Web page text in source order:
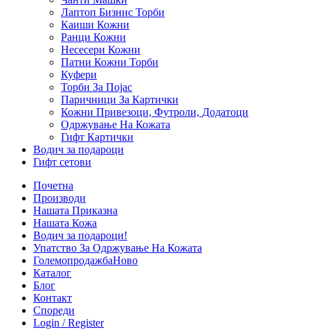
Лаптоп Бизнис Торби
Каиши Кожни
Ранци Кожни
Несесери Кожни
Патни Кожни Торби
Куфери
Торби За Појас
Паричници За Картички
Кожни Привезоци, Футроли, Додатоци
Одржување На Кожата
Гифт Картички
Водич за подароци
Гифт сетови
Почетна
Производи
Нашата Приказна
Нашата Кожа
Водич за подароци!
Упатство За Одржување На Кожата
ГолемопродажбаНово
Каталог
Блог
Контакт
Спореди
Login / Register